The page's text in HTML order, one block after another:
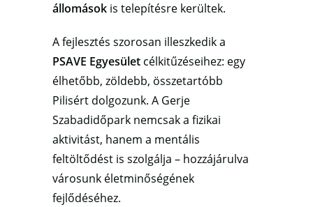
állomásokis telepítésre kerültek.
A fejlesztés szorosan illeszkedik a
PSAVE Egyesületcélkitűzéseihez: egy
élhetőbb, zöldebb, összetartóbb
Pilisért dolgozunk. A Gerje
Szabadidőpark nemcsak a fizikai
aktivitást, hanem a mentális
feltöltődést is szolgálja – hozzájárulva
városunk életminőségének
fejlődéséhez.